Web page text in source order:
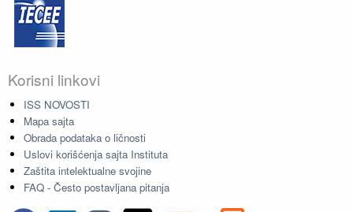
Korisni linkovi
ISS NOVOSTI
Mapa sajta
Obrada podataka o ličnosti
Uslovi korišćenja sajta Instituta
Zaštita intelektualne svojine
FAQ - Često postavljana pitanja